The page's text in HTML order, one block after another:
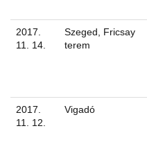
2017.
11. 14.
Szeged, Fricsay
terem
2017.
11. 12.
Vigadó